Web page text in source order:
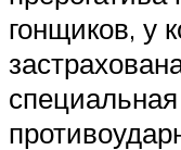
гонщиков, у